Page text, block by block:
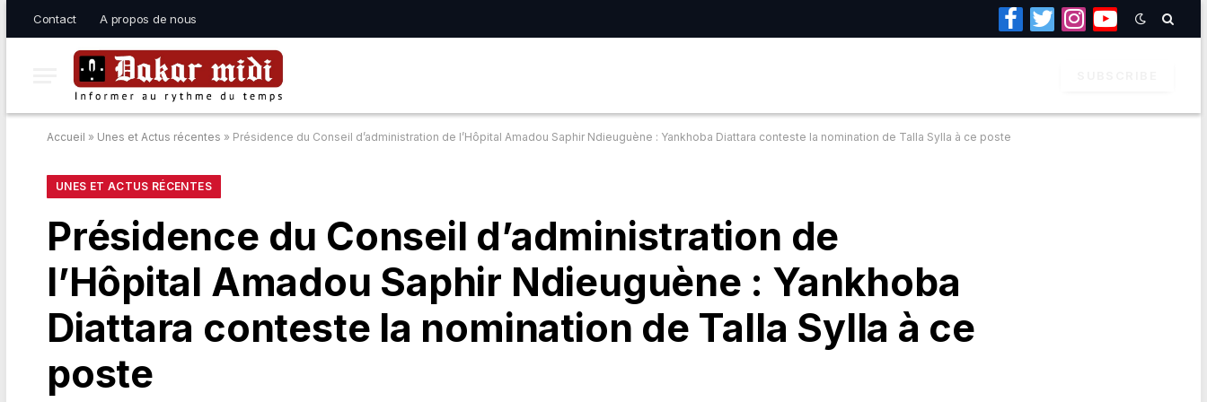
Contact A propos de nous
Facebook
TwitterInstagramYouTube
Accueil » Unes et Actus récentes » Présidence du Conseil d’administration de l’Hôpital Amadou Saphir Ndieuguène : Yankhoba Diattara conteste la nomination de Talla Sylla à ce poste
UNES ET ACTUS RÉCENTES
Présidence du Conseil d’administration de
l’Hôpital Amadou Saphir Ndieuguène : Yankhoba
Diattara conteste la nomination de Talla Sylla à ce
poste